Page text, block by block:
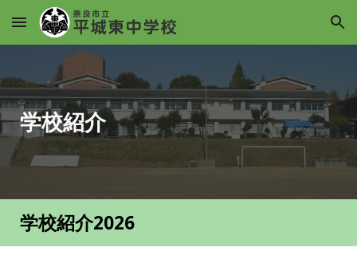
Skip to main content Skip to navigation
学校紹介
学校紹介2026